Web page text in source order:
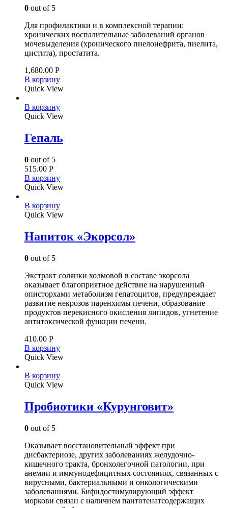
0 out of 5
Для профилактики и в комплексной терапии:
хронических воспалительные заболеваний органов
мочевыделения (хронического пиелонефрита, пиелита,
цистита), простатита.
1,680.00 Р
В корзину
Quick View
В корзину
Quick View
Гепаль
0 out of 5
515.00 Р
В корзину
Quick View
В корзину
Quick View
Напиток «Экорсол»
0 out of 5
Экстракт солянки холмовой в составе экорсола
оказывает благоприятное действие на нарушенный
описторхами метаболизм гепатоцитов, предупреждает
развитие некрозов паренхимы печени, образование
продуктов перекисного окисления липидов, угнетение
антитоксической функции печени.
410.00 Р
В корзину
Quick View
В корзину
Quick View
Пробиотики «Курунговит»
0 out of 5
Оказывает восстановительный эффект при
дисбактериозе, других заболеваниях желудочно-
кишечного тракта, бронхолегочной патологии, при
анемии и иммунодефицитных состояниях, связанных с
вирусными, бактериальными и онкологическими
заболеваниями. Бифидостимулирующий эффект
моркови связан с наличием пантотенатсодержащих